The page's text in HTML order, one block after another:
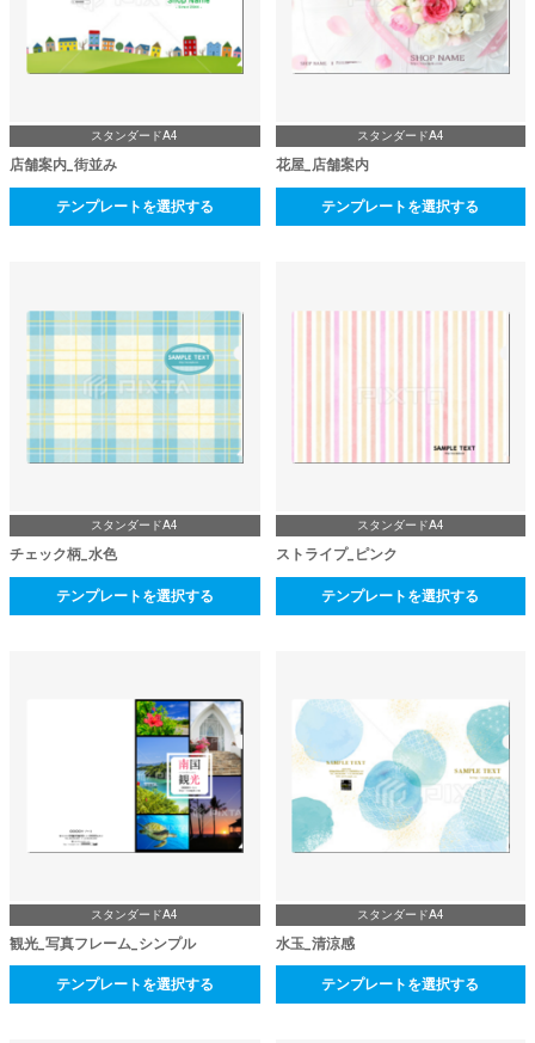
スタンダードA4
店舗案内_街並み
テンプレートを選択する
スタンダードA4
花屋_店舗案内
テンプレートを選択する
スタンダードA4
チェック柄_水色
テンプレートを選択する
スタンダードA4
ストライプ_ピンク
テンプレートを選択する
スタンダードA4
観光_写真フレーム_シンプル
テンプレートを選択する
スタンダードA4
水玉_清涼感
テンプレートを選択する